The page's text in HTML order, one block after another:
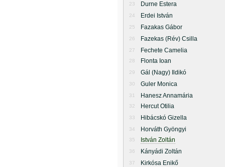
23 Durne Estera
24 Erdei István
25 Fazakas Gábor
26 Fazekas (Rév) Csilla
27 Fechete Camelia
28 Flonta Ioan
29 Gál (Nagy) Ildikó
30 Guler Monica
31 Hanesz Annamária
32 Hercut Otilia
33 Hibácskó Gizella
34 Horváth Gyöngyi
35 István Zoltán
36 Kányádi Zoltán
37 Kirkósa Enikő